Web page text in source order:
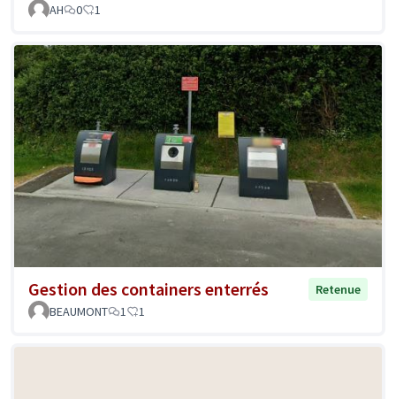
AH 0 1
Gestion des containers enterrés
Retenue
BEAUMONT
1 1